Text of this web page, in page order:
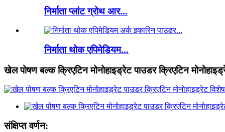
निर्माता प्लांट ग्रोथ आर...
निर्माता थोक एपिमेडियम...
खेल पोषण बल्क क्रिएटिन मोनोहाइड्रेट पाउडर क्रिएटिन
संक्षिप्त वर्णन: